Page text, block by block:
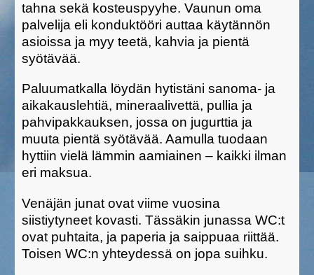
tahna sekä kosteuspyyhe. Vaunun oma
palvelija eli konduktööri auttaa käytännön
asioissa ja myy teetä, kahvia ja pientä
syötävää.
Paluumatkalla löydän hytistäni sanoma- ja
aikakauslehtiä, mineraalivettä, pullia ja
pahvipakkauksen, jossa on jugurttia ja
muuta pientä syötävää. Aamulla tuodaan
hyttiin vielä lämmin aamiainen – kaikki ilman
eri maksua.
Venäjän junat ovat viime vuosina
siistiytyneet kovasti. Tässäkin junassa WC:t
ovat puhtaita, ja paperia ja saippuaa riittää.
Toisen WC:n yhteydessä on jopa suihku.